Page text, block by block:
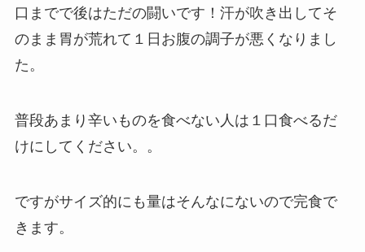
口までで後はただの闘いです！汗が吹き出してそ
のまま胃が荒れて１日お腹の調子が悪くなりまし
た。
普段あまり辛いものを食べない人は１口食べるだ
けにしてください。。
ですがサイズ的にも量はそんなにないので完食で
きます。